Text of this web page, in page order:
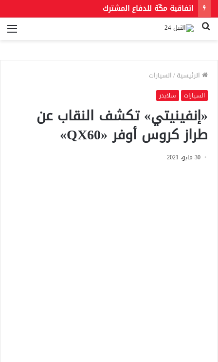
اتفاقية مكّة للدفاع المشترك
بحث
الرئيسية/السيارات
السيارات سلايدر
«إنفينيتي» تكشف النقاب عن
طراز كروس أوفر «QX60»
30 مايو، 2021